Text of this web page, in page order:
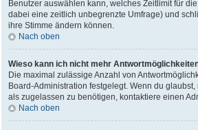
Benutzer auswählen kann, welches Zeitlimit für
dabei eine zeitlich unbegrenzte Umfrage) und
ihre Stimme ändern können.
Nach oben
Wieso kann ich nicht mehr
Die maximal zulässige Anzahl von
Board-Administration festgelegt. Wenn du
als zugelassen zu benötigen, kontaktiere einen
Nach oben